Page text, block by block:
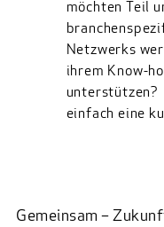
möchten Teil
Netzwerks
ihrem Know-
unterstützen?
einfach eine
Gemeinsam –